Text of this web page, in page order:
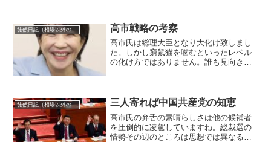
徒然日記（相場以外の話題も） 高市戦略の考察
高市氏は総理大臣となり大化け致しまし
た。しかし窮鼠猫を噛むといったレベル
の化け方ではありません。誰も見向きも
あまりまだしっかりと認識...
徒然日記（相場以外の話題も） 三人寄れば中国共産党の知恵
高市氏の弁舌の素晴らしさは他の候補者
を圧倒的に凌駕していますね。総裁選の
情勢その辺のところは思想では異なるま